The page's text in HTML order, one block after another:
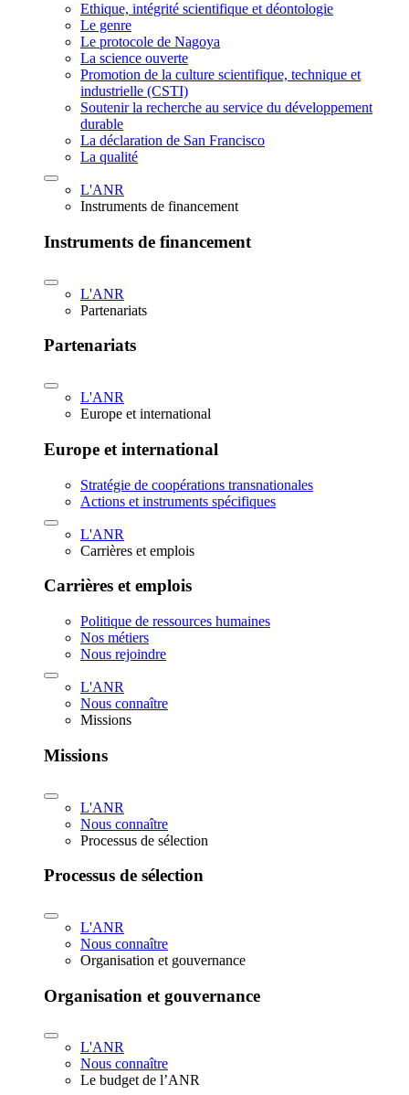
Ethique, intégrité scientifique et déontologie
Le genre
Le protocole de Nagoya
La science ouverte
Promotion de la culture scientifique, technique et
industrielle (CSTI)
Soutenir la recherche au service du développement
durable
La déclaration de San Francisco
La qualité
L'ANR
Instruments de financement
Instruments de financement
L'ANR
Partenariats
Partenariats
L'ANR
Europe et international
Europe et international
Stratégie de coopérations transnationales
Actions et instruments spécifiques
L'ANR
Carrières et emplois
Carrières et emplois
Politique de ressources humaines
Nos métiers
Nous rejoindre
L'ANR
Nous connaître
Missions
Missions
L'ANR
Nous connaître
Processus de sélection
Processus de sélection
L'ANR
Nous connaître
Organisation et gouvernance
Organisation et gouvernance
L'ANR
Nous connaître
Le budget de l’ANR